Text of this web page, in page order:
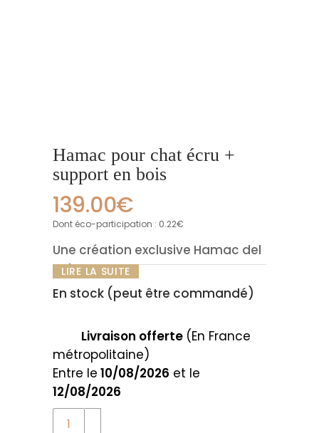
Hamac pour chat écru +
support en bois
139.00€
Dont éco-participation : 0.22€
Une création exclusive Hamac del
Sol
Notre élégant hamac pour chat
de cœur. Façonné artisanalement
au Nicaragua, Il est inspiré des
traditions du pays. La toile du
hamac en coton torsadé offre
douceur et robustesse, tandis que
le support en bois brut du Costa
LIRE LA SUITE
En stock (peut être commandé)
Livraison offerte (En France
métropolitaine)
Entre le 10/08/2026 et le
12/08/2026
Quantity